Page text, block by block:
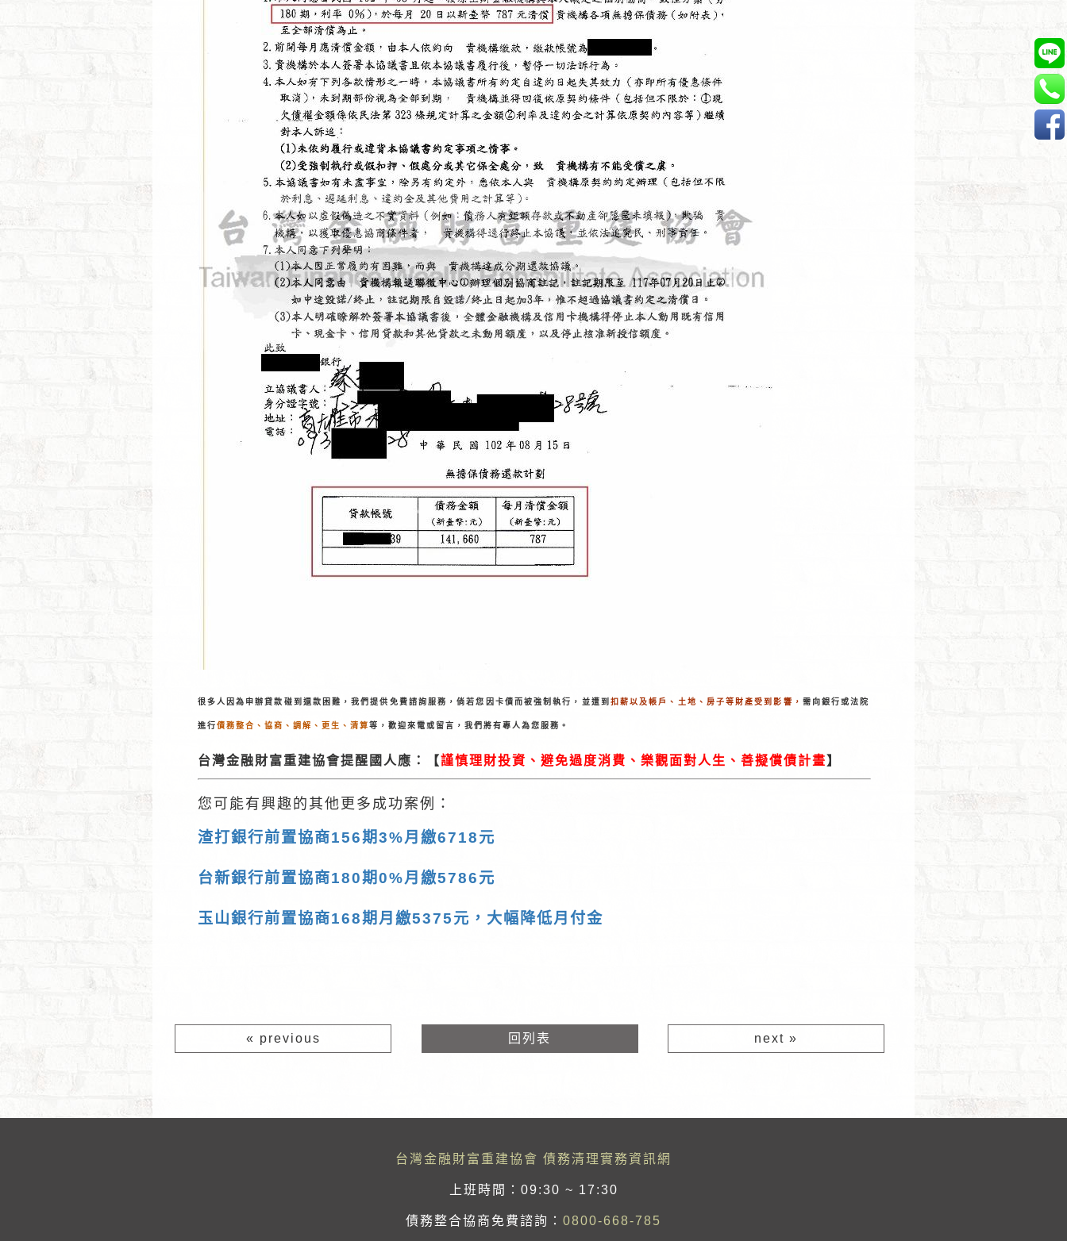
很多人因為申辦貸款碰到還款困難，我們提供免費諮詢服務，倘若您因卡債而被強制執行，並遭到 扣薪以及帳戶、土地、房子等財產受到影響， 需向銀行或法院
進行債務整合、協商、調解、更生、清算等，歡迎來電或留言，我們將有專人為您服務。
台灣金融財富重建協會提醒國人應：【謹慎理財投資、避免過度消費、樂觀面對人生、善擬償債計畫】
您可能有興趣的其他更多成功案例：
渣打銀行前置協商156期3%月繳6718元
台新銀行前置協商180期0%月繳5786元
玉山銀行前置協商168期月繳5375元，大幅降低月付金
« previous 回列表 next »
台灣金融財富重建協會 債務清理實務資訊網
上班時間：09:30 ~ 17:30
債務整合協商免費諮詢： 0800-668-785